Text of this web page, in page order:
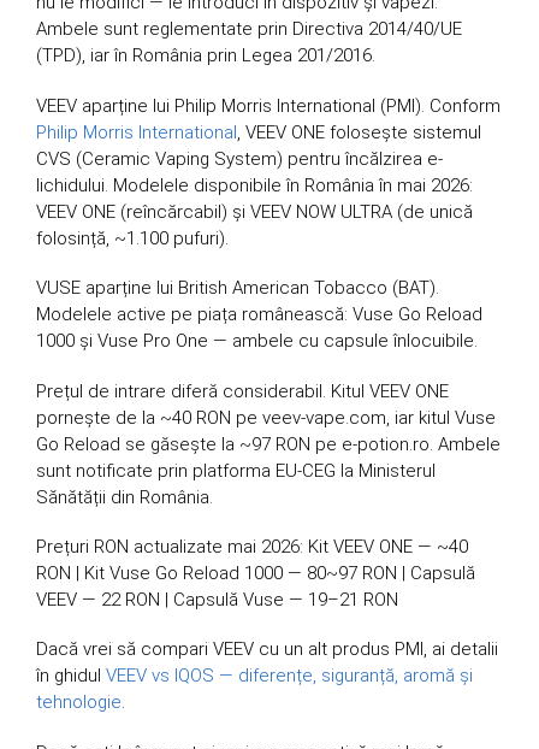
Ambele sunt reglementate prin Directiva 2014/40/UE
(TPD), iar în România prin Legea 201/2016.
VEEV aparține lui Philip Morris International (PMI). Conform
Philip Morris International, VEEV ONE folosește sistemul
CVS (Ceramic Vaping System) pentru încălzirea e-
lichidului. Modelele disponibile în România în mai 2026:
VEEV ONE (reîncărcabil) și VEEV NOW ULTRA (de unică
folosință, ~1.100 pufuri).
VUSE aparține lui British American Tobacco (BAT).
Modelele active pe piața românească: Vuse Go Reload
1000 și Vuse Pro One — ambele cu capsule înlocuibile.
Prețul de intrare diferă considerabil. Kitul VEEV ONE
pornește de la ~40 RON pe veev-vape.com, iar kitul Vuse
Go Reload se găsește la ~97 RON pe e-potion.ro. Ambele
sunt notificate prin platforma EU-CEG la Ministerul
Sănătății din România.
Prețuri RON actualizate mai 2026: Kit VEEV ONE — ~40
RON | Kit Vuse Go Reload 1000 — 80~97 RON | Capsulă
VEEV — 22 RON | Capsulă Vuse — 19–21 RON
Dacă vrei să compari VEEV cu un alt produs PMI, ai detalii
în ghidul VEEV vs IQOS — diferențe, siguranță, aromă și
tehnologie.